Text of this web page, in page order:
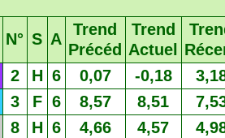
N° S A
Trend
Précéd
Trend
Actuel
2 H 6 0,07 -0,18
3 F 6 8,57 8,51
8 H 6 4,66 4,57